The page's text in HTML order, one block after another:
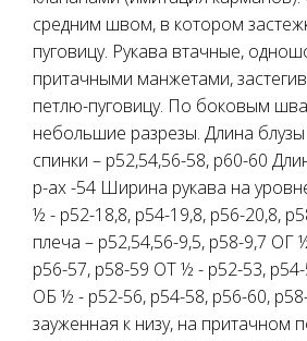
средним швом, в котором
пуговицу. Рукава втачные,
притачными манжетами,
петлю-пуговицу. По боковым
небольшие разрезы. Длина
спинки – р52,54,56-58, р60-60
р-ах -54 Ширина рукава на
½ - р52-18,8, р54-19,8, р56-20,8,
плеча – р52,54,56-9,5, р58-9,7 ОГ
р56-57, р58-59 ОТ ½ - р52-53,
ОБ ½ - р52-56, р54-58, р56-60,
зауженная к низу, на притачном